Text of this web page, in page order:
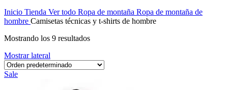
Inicio Tienda Ver todo Ropa de montaña Ropa de montaña de
hombre Camisetas técnicas y t-shirts de hombre
Mostrando los 9 resultados
Mostrar lateral
Sale